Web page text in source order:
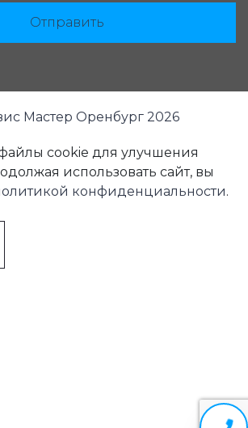
Отправить
Мастер Оренбург 2026
cookie для улучшения
использовать сайт, вы
конфиденциальности.